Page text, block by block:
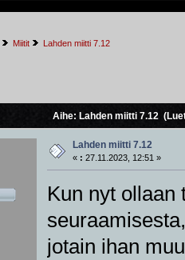
Miitit Lahden miitti 7.12
Aihe: Lahden miitti 7.12
Lahden miitti 7.12
« : 27.11.2023, 12:51 »
Kun nyt ollaan
jotain ihan